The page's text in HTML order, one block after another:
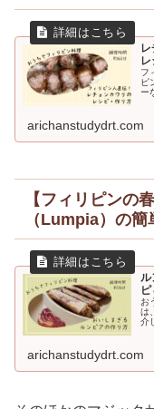
フ
ピ
ー
を
arichanstudydrt.com
【フィリピンの
（Lumpia）の簡
ル
お
は
介
す。
arichanstudydrt.com